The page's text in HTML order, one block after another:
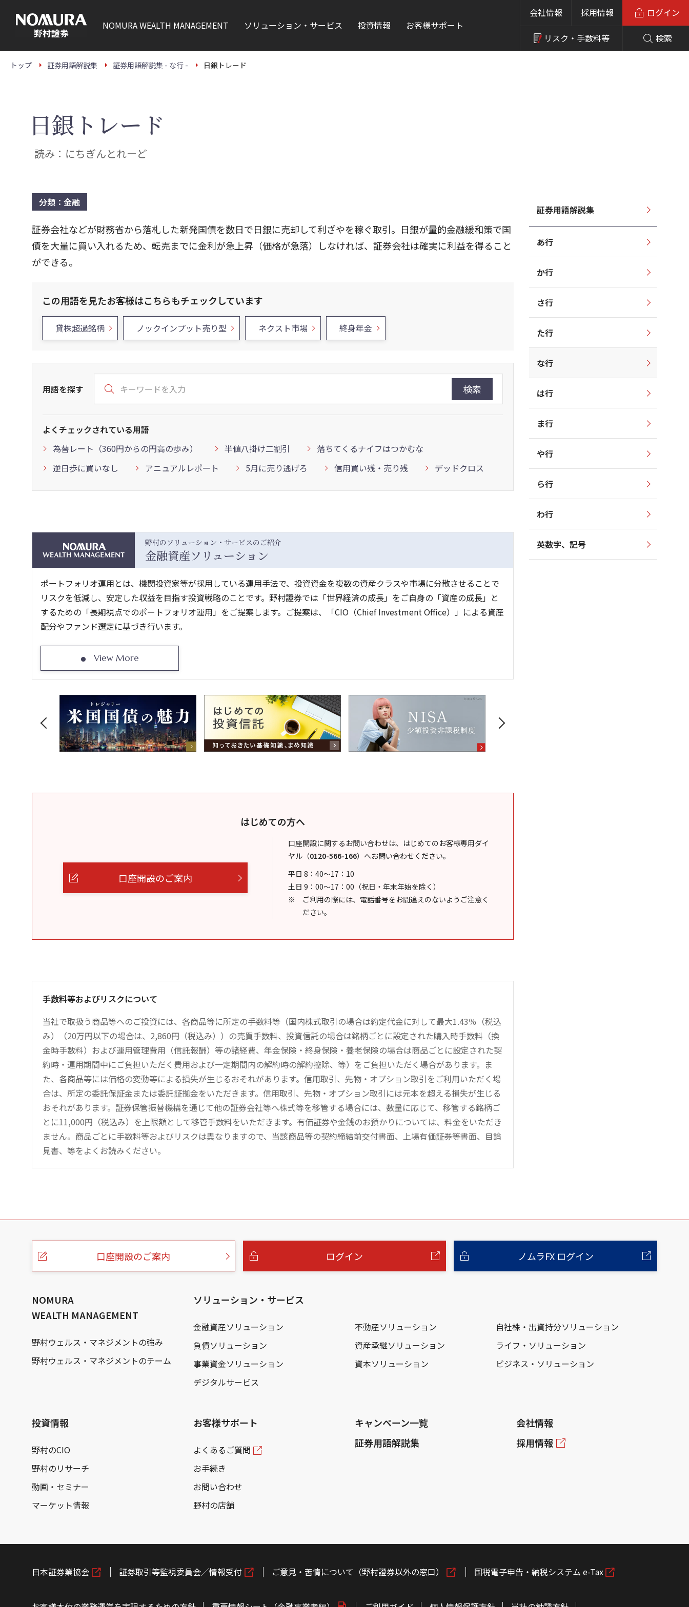
本
NOMURAWEALTH MANAGEMENT ソリューション・サービス 投資情報 お客様サポート
会社情報 採用情報
リスク・ 手数料等 検索
ログイン
トップ 証券用語解説集 証券用語解説集 - な行 - 日銀トレード
日銀トレード
読み：にちぎんとれーど
分類：金融
証券会社などが財務省から落札した新発国債を数日で日銀に売却して利ざやを稼ぐ取引。日銀が量的金融緩和策で国
債を大量に買い入れるため、転売までに金利が急上昇（価格が急落）しなければ、証券会社は確実に利益を得ること
ができる。
この用語を見たお客様はこちらもチェックしています
貸株超過銘柄 ノックインプット売り型 ネクスト市場 終身年金
用語を探す 検索
よくチェックされている用語
為替レート（360円からの円高の歩み）
半値八掛け二割引
落ちてくるナイフはつかむな
逆日歩に買いなし
アニュアルレポート 5月に売り逃げろ 信用買い残・売り残 デッドクロス
野村のソリューション・サービスのご紹介
金融資産ソリューション
ポートフォリオ運用とは、機関投資家等が採用している運用手法で、投資資金を複数の資産クラスや市場に分散させることで
リスクを低減し、安定した収益を目指す投資戦略のことです。野村證券では「世界経済の成長」をご自身の「資産の成長」と
するための「長期視点でのポートフォリオ運用」をご提案します。ご提案は、「CIO（Chief Investment Office）」による資産
配分やファンド選定に基づき行います。
View More
はじめての方へ
口座開設のご案内
口座開設に関するお問い合わせは、はじめてのお客様専用ダイ
ヤル （0120-566-166） へお問い合わせください。
平日 8：40～17：10
土日 9：00～17：00（祝日・年末年始を除く）
ご利用の際には、電話番号をお間違えのないようご注意く
ださい。
手数料等およびリスクについて
当社で取扱う商品等へのご投資には、各商品等に所定の手数料等（国内株式取引の場合は約定代金に対して最大1.43％（税込
み）（20万円以下の場合は、2,860円（税込み））の売買手数料、投資信託の場合は銘柄ごとに設定された購入時手数料（換
金時手数料）および運用管理費用（信託報酬）等の諸経費、年金保険・終身保険・養老保険の場合は商品ごとに設定された契
約時・運用期間中にご負担いただく費用および一定期間内の解約時の解約控除、等）をご負担いただく場合があります。ま
た、各商品等には価格の変動等による損失が生じるおそれがあります。信用取引、先物・オプション取引をご利用いただく場
合は、所定の委託保証金または委託証拠金をいただきます。信用取引、先物・オプション取引には元本を超える損失が生じる
おそれがあります。証券保管振替機構を通じて他の証券会社等へ株式等を移管する場合には、数量に応じて、移管する銘柄ご
とに11,000円（税込み）を上限額として移管手数料をいただきます。有価証券や金銭のお預かりについては、料金をいただき
ません。商品ごとに手数料等およびリスクは異なりますので、当該商品等の契約締結前交付書面、上場有価証券等書面、目論
見書、等をよくお読みください。
証券用語解説集
あ行
か行
さ行
た行
な行
は行
ま行
や行
ら行
わ行
英数字、記号
こ
口座開設のご案内 ログイン ノムラFX ログイン
NOMURA
WEALTH MANAGEMENT
野村ウェルス・マネジメントの強み
野村ウェルス・マネジメントのチーム
ソリューション・サービス
金融資産ソリューション 不動産ソリューション
自社株・出資持分ソリューション
負債ソリューション
資産承継ソリューション
ライフ・ソリューション
事業資金ソリューション
資本ソリューション
ビジネス・ソリューション
デジタルサービス
投資情報
野村のCIO
野村のリサーチ
動画・セミナー
マーケット情報
お客様サポート
よくあるご質問
お手続き
お問い合わせ
野村の店舗
キャンペーン一覧
証券用語解説集
会社情報
採用情報
日本証券業協会 証券取引等監視委員会／情報受付 ご意見・苦情について（野村證券以外の窓口） 国税電子申告・納税システム e-Tax